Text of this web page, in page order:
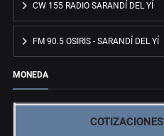
CW 155 RADIO SARANDÍ DEL YÍ
FM 90.5 OSIRIS - SARANDÍ DEL YÍ
MONEDA
COTIZACIONES